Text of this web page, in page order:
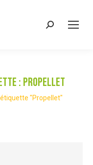
Recherche
: Propellet
"Propellet"